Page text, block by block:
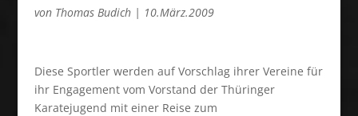
von Thomas Budich| 10.März.2009
Diese Sportler werden auf Vorschlag ihrer Vereine für
ihr Engagement vom Vorstand der Thüringer
Karatejugend mit einer Reise zum